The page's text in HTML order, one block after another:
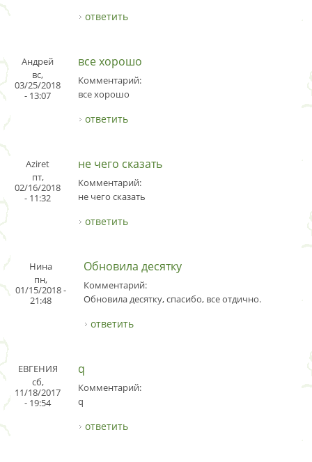
ответить
Андрей
вс,
03/25/2018
- 13:07
все хорошо
Комментарий:
все хорошо
ответить
Aziret
пт,
02/16/2018
- 11:32
не чего сказать
Комментарий:
не чего сказать
ответить
Нина
пн,
01/15/2018 -
21:48
Обновила десятку
Комментарий:
Обновила десятку, спасибо, все отдично.
ответить
ЕВГЕНИЯ
сб,
11/18/2017
- 19:54
q
Комментарий:
q
ответить